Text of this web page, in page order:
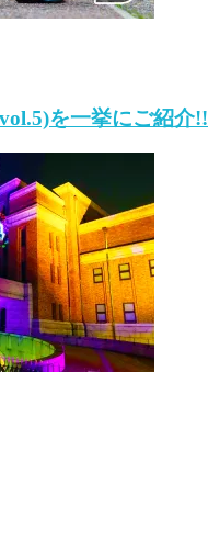
を一挙にご紹介!!